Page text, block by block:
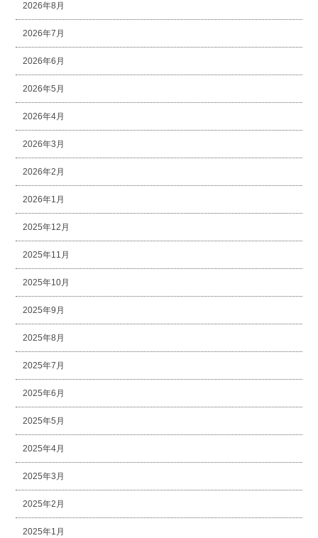
2026年8月
2026年7月
2026年6月
2026年5月
2026年4月
2026年3月
2026年2月
2026年1月
2025年12月
2025年11月
2025年10月
2025年9月
2025年8月
2025年7月
2025年6月
2025年5月
2025年4月
2025年3月
2025年2月
2025年1月